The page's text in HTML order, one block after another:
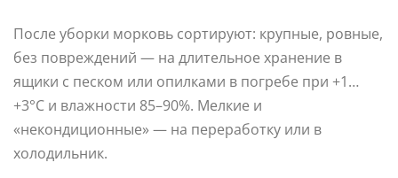
После уборки морковь сортируют: крупные, ровные,
без повреждений — на длительное хранение в
ящики с песком или опилками в погребе при +1…
+3°C и влажности 85–90%. Мелкие и
«некондиционные» — на переработку или в
холодильник.